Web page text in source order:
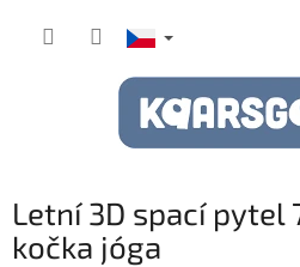
Letní 3D spací pytel
kočka jóga